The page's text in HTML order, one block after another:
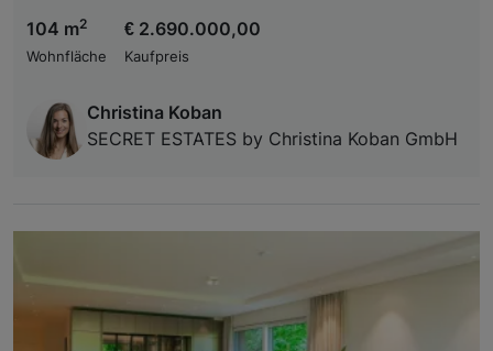
104 m2
Wohnfläche
€ 2.690.000,00
Kaufpreis
Christina Koban
SECRET ESTATES by Christina Koban GmbH